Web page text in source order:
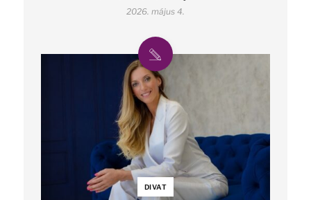
2026. május 4.
DIVAT